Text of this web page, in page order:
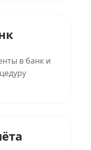
в банк и